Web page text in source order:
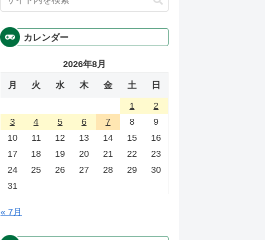
カレンダー
2026年8月
月 火 水 木 金 土 日
1
2
3
4 5 6 7 8
9
10
11 12 13 14 15
16
17
18 19 20 21 22
23
24
25 26 27 28 29
30
31
« 7月